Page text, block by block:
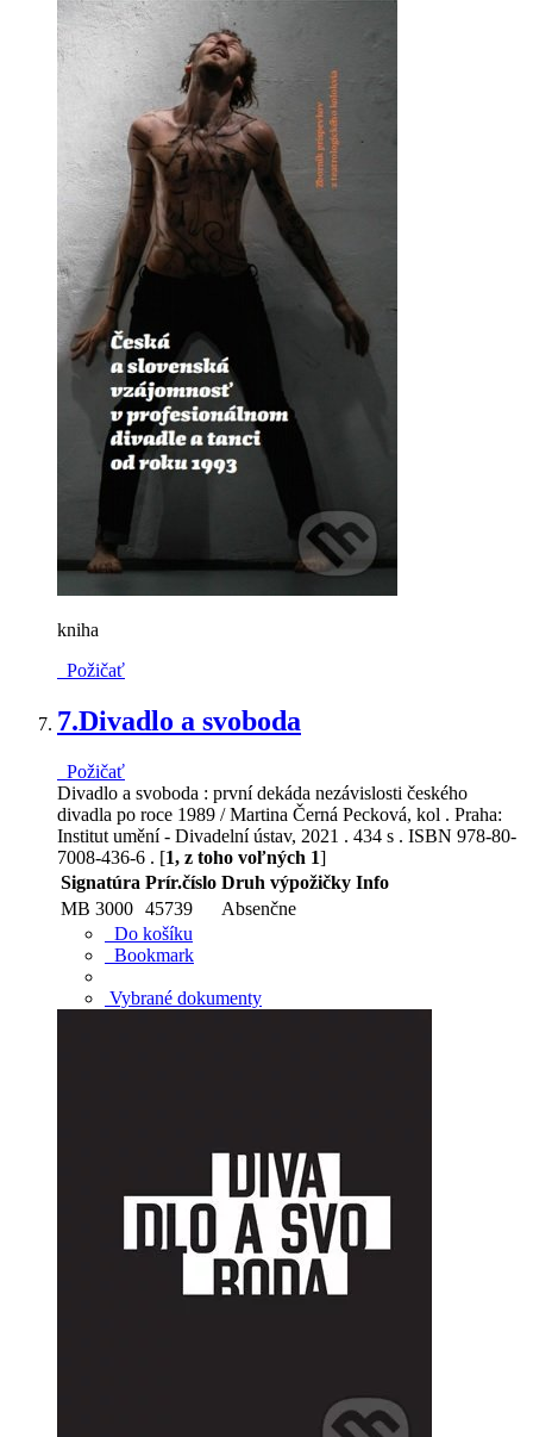
kniha
Požičať
7.Divadlo a svoboda
Požičať
Divadlo a svoboda : první dekáda nezávislosti českého
divadla po roce 1989 / Martina Černá Pecková, kol . Praha:
Institut umění - Divadelní ústav, 2021 . 434 s . ISBN 978-80-
7008-436-6 . [1, z toho voľných 1]
Signatúra Prír.číslo Druh výpožičky Info
MB 3000 45739
Absenčne
Do košíku
Bookmark
Vybrané dokumenty